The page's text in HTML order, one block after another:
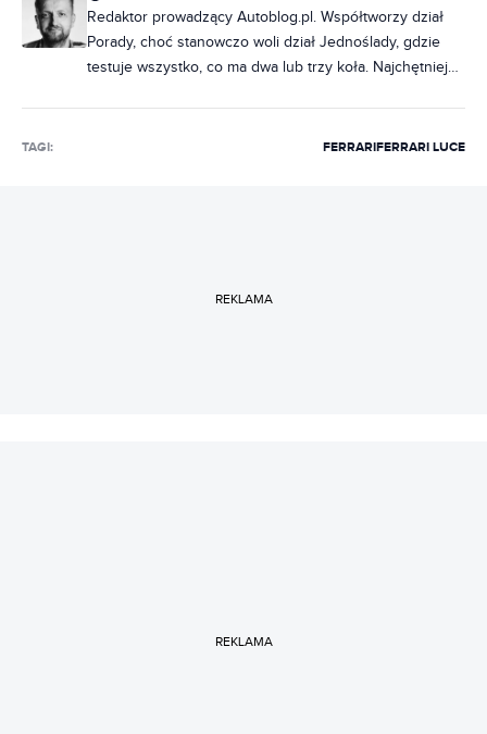
Redaktor prowadzący Autoblog.pl. Współtworzy dział
Porady, choć stanowczo woli dział Jednoślady, gdzie
testuje wszystko, co ma dwa lub trzy koła. Najchętniej
transportu. W połowie życia postanowił zostać
TAGI: FERRARIFERRARI LUCE
REKLAMA
REKLAMA